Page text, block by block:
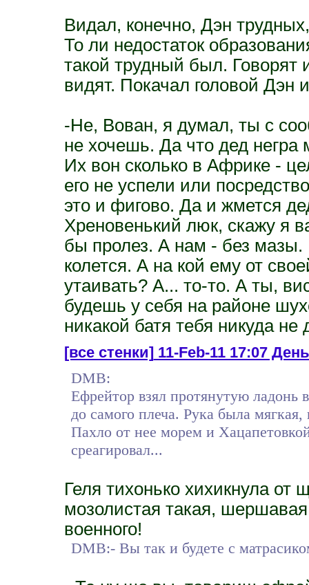
Видал, конечно, Дэн
То ли недостаток
такой трудный был.
видят. Покачал головой Дэн
-Не, Вован, я думал, ты с
не хочешь. Да что дед негра
Их вон сколько в Африке -
его не успели или
это и фигово. Да и жмется
Хреновенький люк, скажу я
бы пролез. А нам - без
колется. А на кой ему от
утаивать? А... то-то. А ты,
будешь у себя на районе
никакой батя тебя никуда не
[все стенки]11-Feb-11 17:07
DMB:
Ефрейтор взял протянутую ладонь
до самого плеча. Рука была
Пахло от нее морем и
среагировал...
Геля тихонько хихикнула
мозолистая такая,
военного!
DMB:- Вы так и будете с